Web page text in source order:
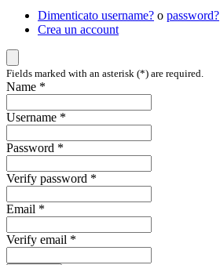
Dimenticato username? o password?
Crea un account
Fields marked with an asterisk (*) are required.
Name *
Username *
Password *
Verify password *
Email *
Verify email *